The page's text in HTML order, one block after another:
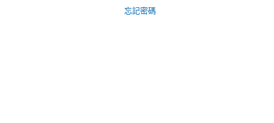
忘記密碼